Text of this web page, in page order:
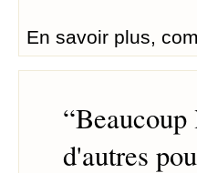
En savoir plus,
“
d'autres